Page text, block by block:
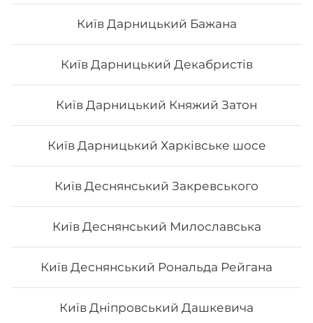
Київ Дарницький Бажана
Київ Дарницький Декабристів
Київ Дарницький Княжий Затон
Київ Дарницький Харківське шосе
Київ Деснянський Закревського
Київ Деснянський Милославська
Київ Деснянський Рональда Рейгана
Київ Дніпровський Дашкевича
Хочу
Холодний чай «Lipton”